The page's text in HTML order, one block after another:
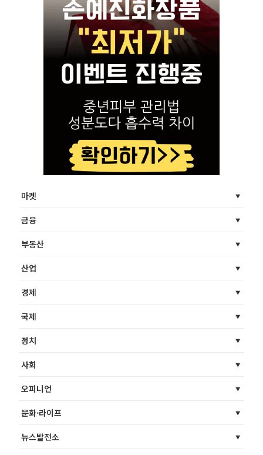
마켓
금융
부동산
산업
경제
국제
정치
사회
오피니언
문화·라이프
뉴스발전소